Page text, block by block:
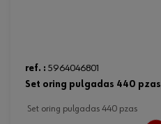
ref. : 5964046801
set oring pulgadas 440 pzas
set oring pulgadas 440 pzas